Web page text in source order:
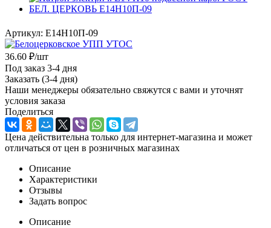
Артикул: Е14Н10П-09
36.60 ₽/шт
Под заказ 3-4 дня
Заказать (3-4 дня)
Наши менеджеры обязательно свяжутся с вами и уточнят
условия заказа
Поделиться
Цена действительна только для интернет-магазина и может
отличаться от цен в розничных магазинах
Описание
Характеристики
Отзывы
Задать вопрос
Описание